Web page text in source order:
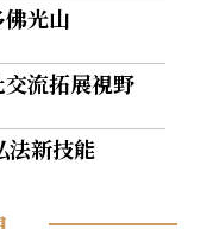
光山
流拓展視野
新技能